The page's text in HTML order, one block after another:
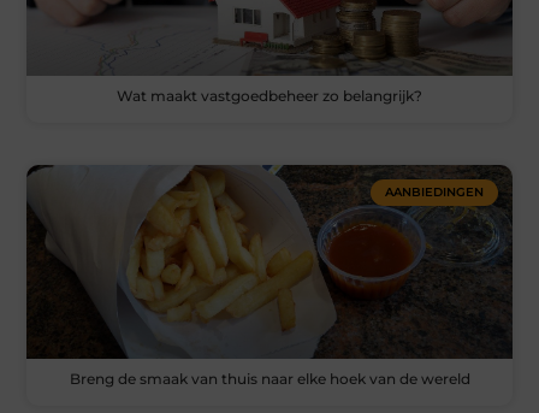
Wat maakt vastgoedbeheer zo belangrijk?
AANBIEDINGEN
Breng de smaak van thuis naar elke hoek van de wereld